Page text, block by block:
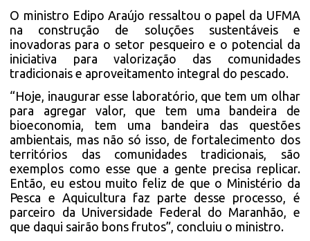
O ministro Edipo Araújo ressaltou o papel da UFMA
na construção de soluções sustentáveis e
inovadoras para o setor pesqueiro e o potencial da
iniciativa para valorização das comunidades
tradicionais e aproveitamento integral do pescado.
“Hoje, inaugurar esse laboratório, que tem um olhar
para agregar valor, que tem uma bandeira de
bioeconomia, tem uma bandeira das questões
ambientais, mas não só isso, de fortalecimento dos
territórios das comunidades tradicionais, são
exemplos como esse que a gente precisa replicar.
Então, eu estou muito feliz de que o Ministério da
Pesca e Aquicultura faz parte desse processo, é
parceiro da Universidade Federal do Maranhão, e
que daqui sairão bons frutos”, concluiu o ministro.